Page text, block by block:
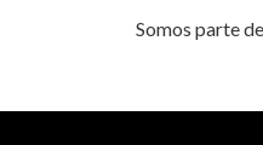
Somos parte